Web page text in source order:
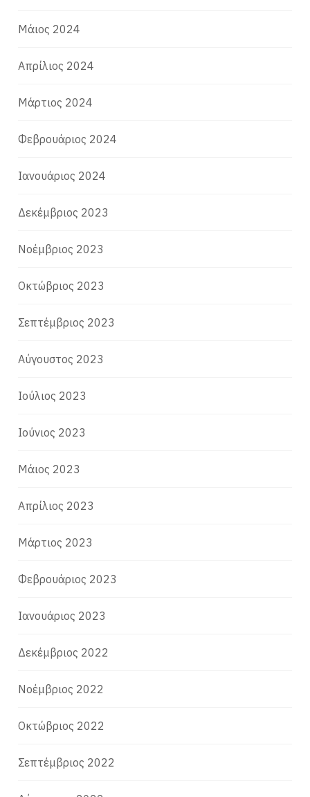
Μάιος 2024
Απρίλιος 2024
Μάρτιος 2024
Φεβρουάριος 2024
Ιανουάριος 2024
Δεκέμβριος 2023
Νοέμβριος 2023
Οκτώβριος 2023
Σεπτέμβριος 2023
Αύγουστος 2023
Ιούλιος 2023
Ιούνιος 2023
Μάιος 2023
Απρίλιος 2023
Μάρτιος 2023
Φεβρουάριος 2023
Ιανουάριος 2023
Δεκέμβριος 2022
Νοέμβριος 2022
Οκτώβριος 2022
Σεπτέμβριος 2022